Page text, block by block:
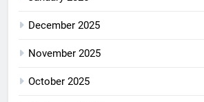
December 2025
November 2025
October 2025